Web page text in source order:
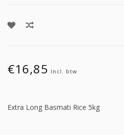
€16,85 Incl. btw
Extra Long Basmati Rice 5kg